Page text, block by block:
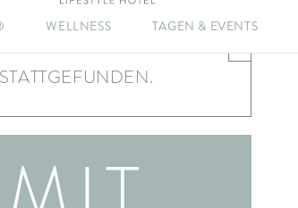
WELLNESS TAGEN & EVENTS
×